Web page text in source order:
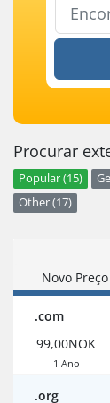
Procurar
Popular (15)
Other (17)
Novo Preço
.com
99,00NOK
1 Ano
.org